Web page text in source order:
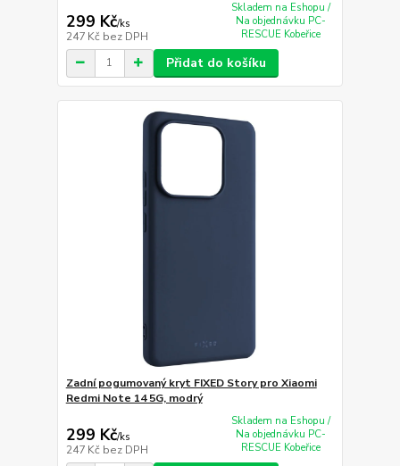
299 Kč/ks
247 Kč bez DPH
Skladem na Eshopu /
Na objednávku PC-
RESCUE Kobeřice
Přidat do košíku
Zadní pogumovaný kryt FIXED Story pro Xiaomi
Redmi Note 14 5G, modrý
299 Kč/ks
247 Kč bez DPH
Skladem na Eshopu /
Na objednávku PC-
RESCUE Kobeřice